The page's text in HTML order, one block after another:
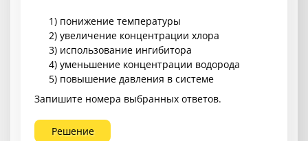
1) понижение температуры
2) увеличение концентрации хлора
3) использование ингибитора
4) уменьшение концентрации водорода
5) повышение давления в системе
Запишите номера выбранных ответов.
Решение